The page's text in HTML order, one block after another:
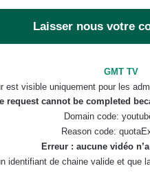
Laisser nous votre
GMT TV
est visible uniquement pour les
request cannot be completed
Domain code:
Reason code:
Erreur : aucune vidéo
identifiant de chaine valide et